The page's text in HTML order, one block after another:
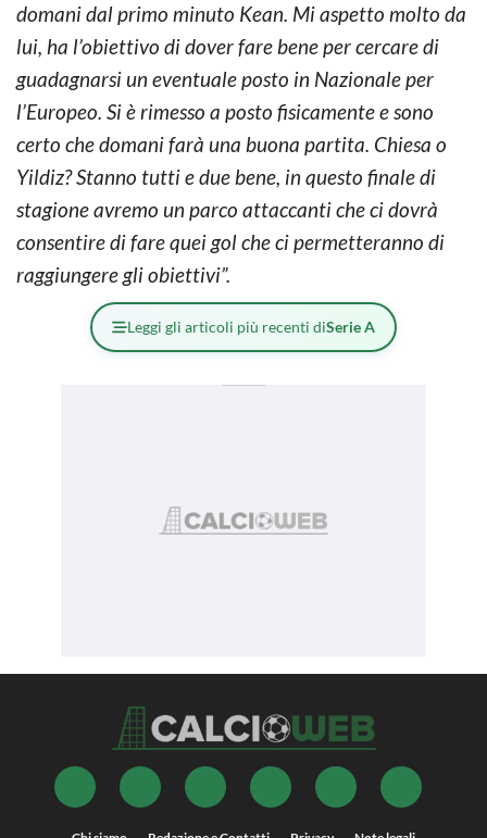
domani dal primo minuto Kean. Mi aspetto molto da
lui, ha l’obiettivo di dover fare bene per cercare di
guadagnarsi un eventuale posto in Nazionale per
l’Europeo. Si è rimesso a posto fisicamente e sono
certo che domani farà una buona partita. Chiesa o
Yildiz? Stanno tutti e due bene, in questo finale di
stagione avremo un parco attaccanti che ci dovrà
consentire di fare quei gol che ci permetteranno di
raggiungere gli obiettivi”.
Leggi gli articoli più recenti diSerie A